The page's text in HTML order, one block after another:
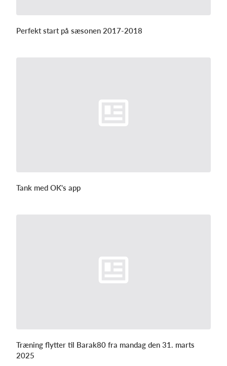
Perfekt start på sæsonen 2017-2018
Tank med OK's app
Træning flytter til Barak80 fra mandag den 31. marts
2025